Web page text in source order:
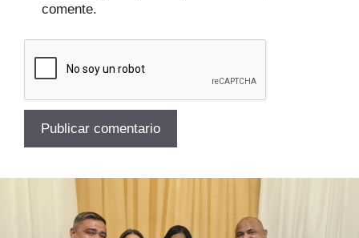
comente.